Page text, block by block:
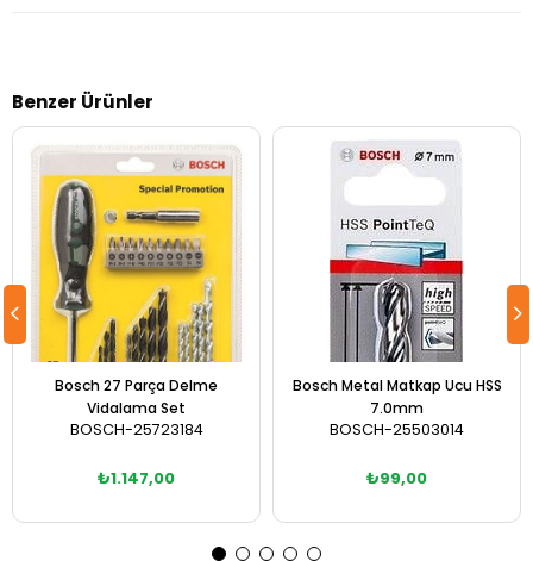
Benzer Ürünler
Bosch 27 Parça Delme
Vidalama Set
BOSCH-25723184
₺1.147,00
Bosch Metal Matkap Ucu HSS
7.0mm
BOSCH-25503014
₺99,00